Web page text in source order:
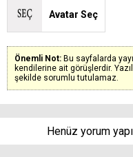
Avatar Seç
Önemli Not: Bu sayfalarda
kendilerine ait görüşlerdir.
şekilde sorumlu tutulamaz.
Henüz yorum